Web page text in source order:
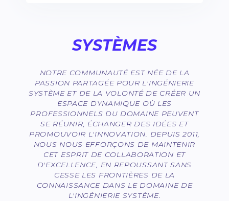
SYSTÈMES
NOTRE COMMUNAUTÉ EST NÉE DE LA
PASSION PARTAGÉE POUR L'INGÉNIERIE
SYSTÈME ET DE LA VOLONTÉ DE CRÉER UN
ESPACE DYNAMIQUE OÙ LES
PROFESSIONNELS DU DOMAINE PEUVENT
SE RÉUNIR, ÉCHANGER DES IDÉES ET
PROMOUVOIR L'INNOVATION. DEPUIS 2011,
NOUS NOUS EFFORÇONS DE MAINTENIR
CET ESPRIT DE COLLABORATION ET
D'EXCELLENCE, EN REPOUSSANT SANS
CESSE LES FRONTIÈRES DE LA
CONNAISSANCE DANS LE DOMAINE DE
L'INGÉNIERIE SYSTÈME.